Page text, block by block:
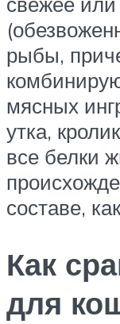
рыбы,
мясных
утка,
все белки
составе,
Как
для